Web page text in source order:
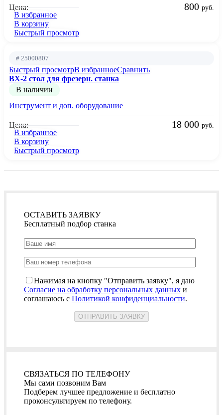
Цена: 800 руб.
В избранное
В корзину
Быстрый просмотр
# 25000807
Быстрый просмотрВ избранноеСравнить
BX-2 стол для фрезерн. станка
В наличии
Инструмент и доп. оборудование
Цена: 18 000 руб.
В избранное
В корзину
Быстрый просмотр
ОСТАВИТЬ ЗАЯВКУ
Бесплатный подбор станка
Нажимая на кнопку "Отправить заявку", я даю
Согласие на обработку персональных данных и
соглашаюсь с Политикой конфиденциальности.
СВЯЗАТЬСЯ ПО ТЕЛЕФОНУ
Мы сами позвоним Вам
Подберем лучшее предложение и бесплатно
проконсультируем по телефону.